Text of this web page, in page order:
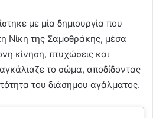
με μία δημιουργία που
Νίκη της Σαμοθράκης, μέσα
κίνηση, πτυχώσεις και
το σώμα, αποδίδοντας
του διάσημου αγάλματος.